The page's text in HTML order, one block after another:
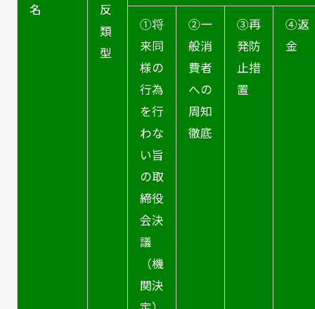
名
反
類
型
①将
来同
様の
行為
を行
わな
い旨
の取
締役
会決
議
（機
関決
②一
般消
費者
への
周知
徹底
③再
発防
止措
置
④返
金